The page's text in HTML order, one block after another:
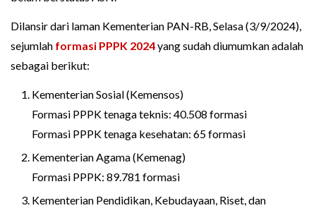
Dilansir dari laman Kementerian PAN-RB, Selasa (3/9/2024),
sejumlah formasi PPPK 2024yang sudah diumumkan adalah
sebagai berikut:
Kementerian Sosial (Kemensos)
Formasi PPPK tenaga teknis: 40.508 formasi
Formasi PPPK tenaga kesehatan: 65 formasi
Kementerian Agama (Kemenag)
Formasi PPPK: 89.781 formasi
Kementerian Pendidikan, Kebudayaan, Riset, dan